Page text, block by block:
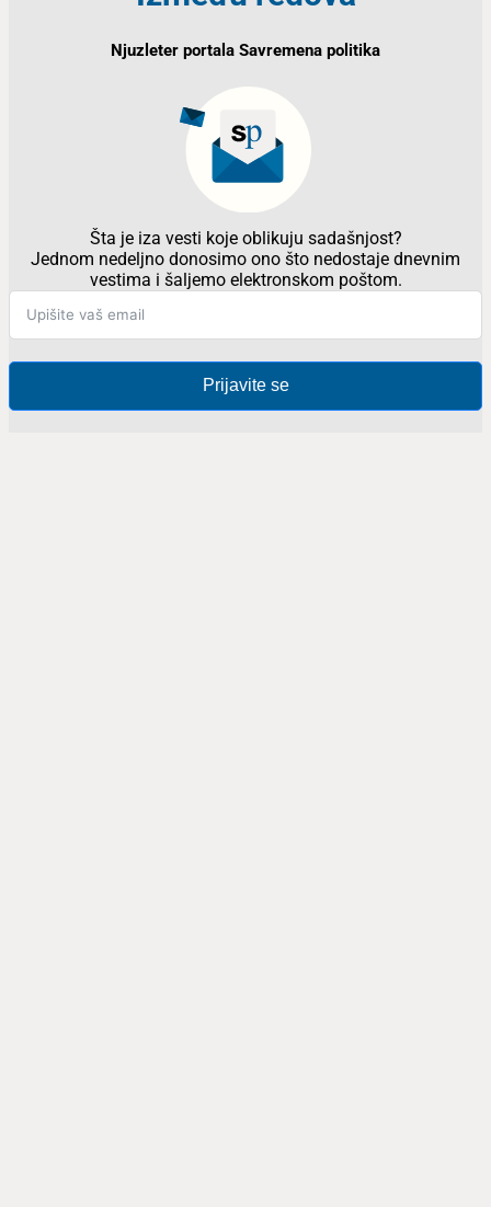
Njuzleter portala Savremena politika
Šta je iza vesti koje oblikuju sadašnjost?
Jednom nedeljno donosimo ono što nedostaje dnevnim
vestima i šaljemo elektronskom poštom.
Prijavite se